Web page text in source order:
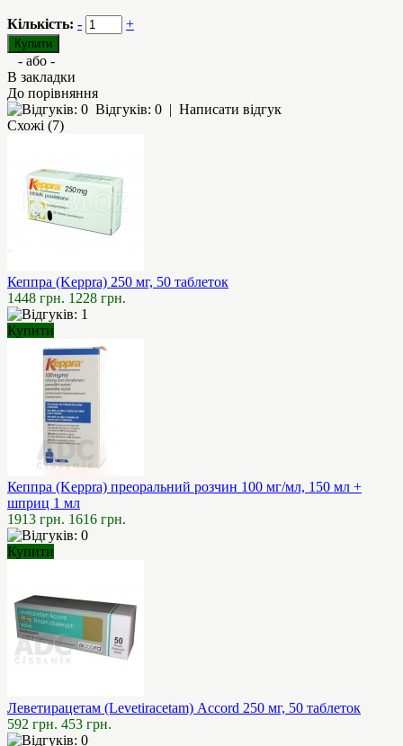
Кількість: - +
- або -
В закладки
До порівняння
Відгуків: 0 | Написати відгук
Схожі (7)
Кеппра (Keppra) 250 мг, 50 таблеток
1448 грн. 1228 грн.
Купити
Кеппра (Keppra) преоральний розчин 100 мг/мл, 150 мл +
шприц 1 мл
1913 грн. 1616 грн.
Купити
Леветирацетам (Levetiracetam) Accord 250 мг, 50 таблеток
592 грн. 453 грн.